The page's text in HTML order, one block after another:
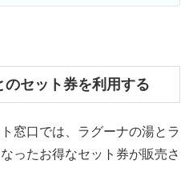
セット券を利用する
窓口では、ラグーナの湯とラ
ったお得なセット券が販売さ